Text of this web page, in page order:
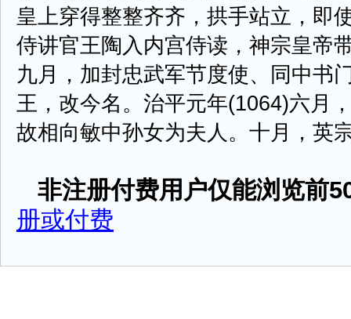
皇上穿得整整齐齐，拱手站立，即
侍讲官王陶入内宫侍读，神宗皇帝
九月，加封忠武军节度使、同中书
王，改今名。治平元年(1064)六月
故相向敏中孙女为夫人。十月，英
非注册付费用户仅能浏览前
册或付费